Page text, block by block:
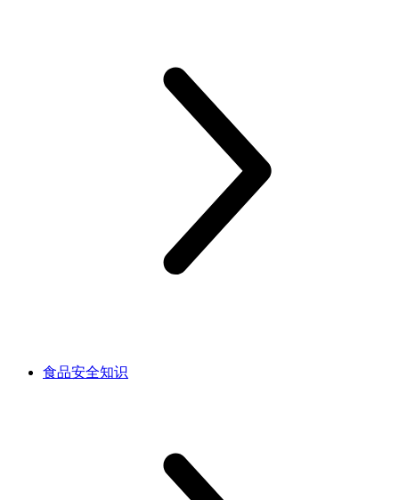
食品安全知识